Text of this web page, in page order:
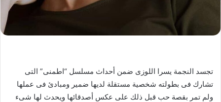
تجسد النجمة يسرا اللوزى ضمن أحداث مسلسل “اطمنى” التى
تشارك فى بطولته شخصية مستقلة لديها ضمير ومبادئ فى عملها
ولم تمر بقصة حب قبل ذلك على عكس أصدقائها ويحدث لها شىء